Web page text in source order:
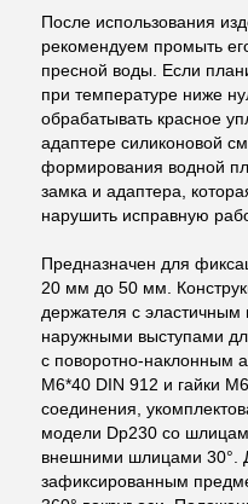
После использования
рекомендуем промыть
пресной воды. Если
при температуре ниже
обрабатывать красное
адаптере силиконовой
формирования водной
замка и адаптера,
нарушить исправную
Предназначен для
20 мм до 50 мм.
держателя с
наружными выступами
с поворотно-наклонным
M6*40 DIN 912 и гайки
соединения,
модели Dp230 со
внешними шлицами 30°.
зафиксированным